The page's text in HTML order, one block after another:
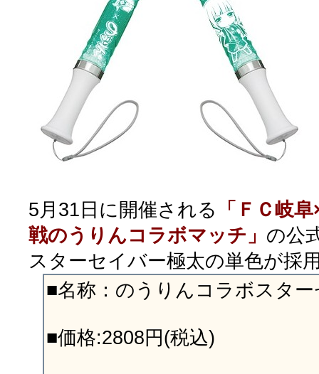
5月31日に開催される
「ＦＣ岐
戦のうりんコラボマッチ」 の公
スターセイバー極太の単色が採
■名称：のうりんコラボスタ
■価格:2808円(税込)